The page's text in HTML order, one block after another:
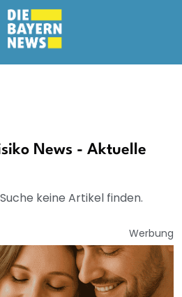
News - Aktuelle
keine Artikel finden.
Werbung